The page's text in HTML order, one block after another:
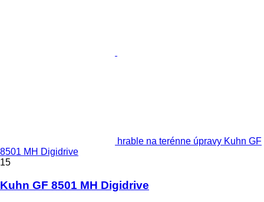
hrable na terénne úpravy Kuhn GF
8501 MH Digidrive
15
Kuhn GF 8501 MH Digidrive